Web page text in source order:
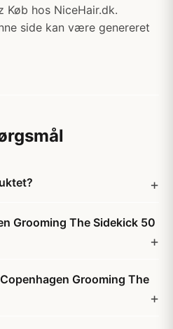
hos NiceHair.dk.
side kan være genereret
Grooming The Sidekick 50
Grooming The